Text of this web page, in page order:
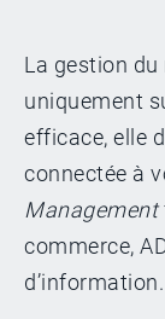
La gestion
uniquement
efficace, elle
connectée à
Management
commerce,
d’information.